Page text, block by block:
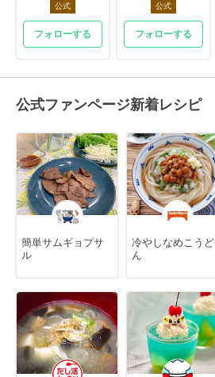
公式
フォローする
公式
フォローする
公式ファンページ新着レシピ
簡単サムギョプサ
ル
冷やしなめこうど
ん